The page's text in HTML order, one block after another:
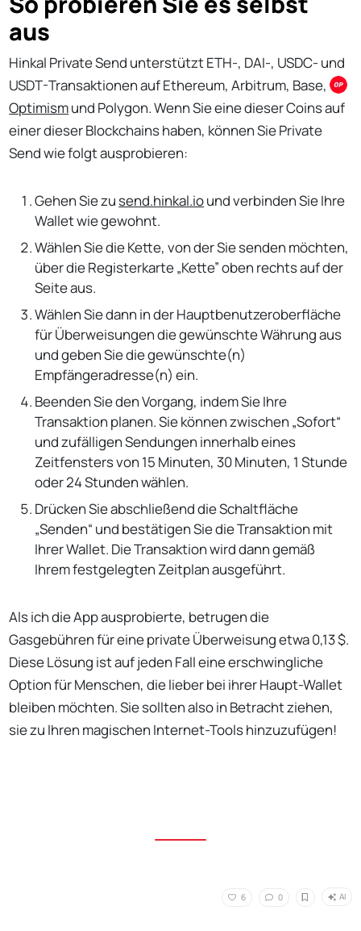
aus
Hinkal Private Send unterstützt ETH-, DAI-, USDC- und
USDT-Transaktionen auf Ethereum, Arbitrum, Base,
Optimismund Polygon. Wenn Sie eine dieser Coins auf
einer dieser Blockchains haben, können Sie Private
Send wie folgt ausprobieren:
Gehen Sie zu send.hinkal.iound verbinden Sie Ihre
Wallet wie gewohnt.
Wählen Sie die Kette, von der Sie senden möchten,
über die Registerkarte „Kette” oben rechts auf der
Seite aus.
Wählen Sie dann in der Hauptbenutzeroberfläche
für Überweisungen die gewünschte Währung aus
und geben Sie die gewünschte(n)
Empfängeradresse(n) ein.
Beenden Sie den Vorgang, indem Sie Ihre
Transaktion planen. Sie können zwischen „Sofort“
und zufälligen Sendungen innerhalb eines
Zeitfensters von 15 Minuten, 30 Minuten, 1 Stunde
oder 24 Stunden wählen.
Drücken Sie abschließend die Schaltfläche
„Senden“ und bestätigen Sie die Transaktion mit
Ihrer Wallet. Die Transaktion wird dann gemäß
Ihrem festgelegten Zeitplan ausgeführt.
Als ich die App ausprobierte, betrugen die
Gasgebühren für eine private Überweisung etwa 0,13 $.
Diese Lösung ist auf jeden Fall eine erschwingliche
Option für Menschen, die lieber bei ihrer Haupt-Wallet
bleiben möchten. Sie sollten also in Betracht ziehen,
sie zu Ihren magischen Internet-Tools hinzuzufügen!
6 0 AI